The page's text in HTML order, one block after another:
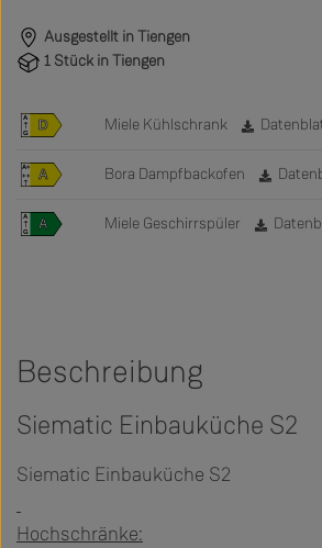
Ausgestellt in Tiengen
1 Stück in Tiengen
D
A
G
Miele Kühlschrank
A
A+
++
Bora Dampfbackofen
A
A
G
Miele Geschirrspüler
Beschreibung
Siematic Einbauküche S2
Siematic Einbauküche S2
Hochschränke: